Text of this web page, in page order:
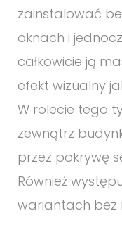
zainstalować
oknach i
całkowicie ją
efekt wizualny
W rolecie tego
zewnątrz
przez pokrywę
Również
wariantach bez